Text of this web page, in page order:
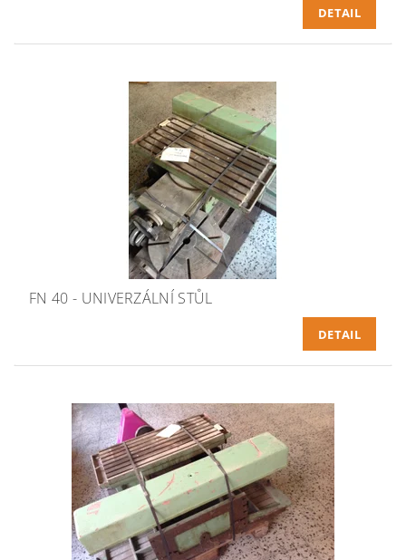
DETAIL
FN 40 - UNIVERZÁLNÍ STŮL
DETAIL